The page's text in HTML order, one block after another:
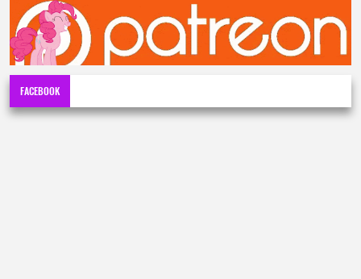
FACEBOOK